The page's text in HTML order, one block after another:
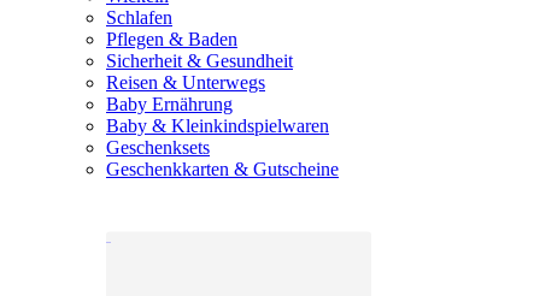
Schlafen
Pflegen & Baden
Sicherheit & Gesundheit
Reisen & Unterwegs
Baby Ernährung
Baby & Kleinkindspielwaren
Geschenksets
Geschenkkarten & Gutscheine